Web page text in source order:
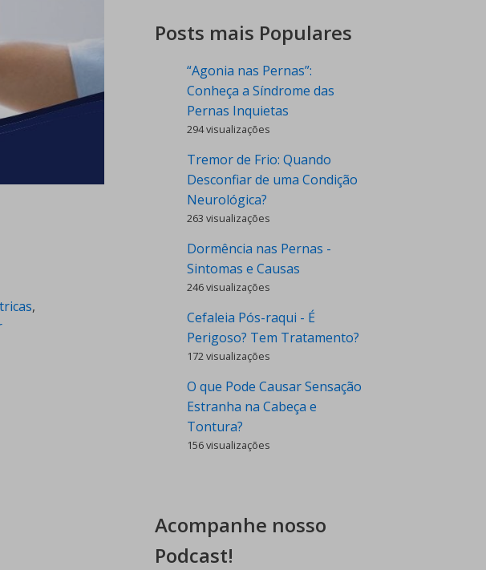
,
Posts mais Populares
“Agonia nas Pernas”:
Conheça a Síndrome das
Pernas Inquietas
294 visualizações
Tremor de Frio: Quando
Desconfiar de uma Condição
Neurológica?
263 visualizações
Dormência nas Pernas -
Sintomas e Causas
246 visualizações
Cefaleia Pós-raqui - É
Perigoso? Tem Tratamento?
172 visualizações
O que Pode Causar Sensação
Estranha na Cabeça e
Tontura?
156 visualizações
Acompanhe nosso
Podcast!